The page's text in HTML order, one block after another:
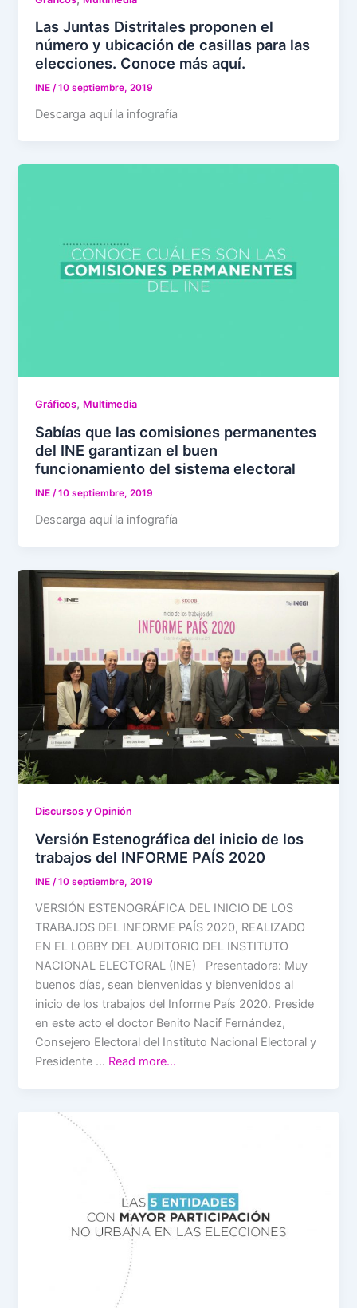
Las Juntas Distritales proponen el
número y ubicación de casillas para las
elecciones. Conoce más aquí.
INE/10 septiembre, 2019
Descarga aquí la infografía
Gráficos, Multimedia
Sabías que las comisiones permanentes
del INE garantizan el buen
funcionamiento del sistema electoral
INE/10 septiembre, 2019
Descarga aquí la infografía
Discursos y Opinión
Versión Estenográfica del inicio de los
trabajos del INFORME PAÍS 2020
INE/10 septiembre, 2019
VERSIÓN ESTENOGRÁFICA DEL INICIO DE LOS
TRABAJOS DEL INFORME PAÍS 2020, REALIZADO
EN EL LOBBY DEL AUDITORIO DEL INSTITUTO
NACIONAL ELECTORAL (INE) Presentadora: Muy
buenos días, sean bienvenidas y bienvenidos al
inicio de los trabajos del Informe País 2020. Preside
en este acto el doctor Benito Nacif Fernández,
Consejero Electoral del Instituto Nacional Electoral y
Presidente … Read more…